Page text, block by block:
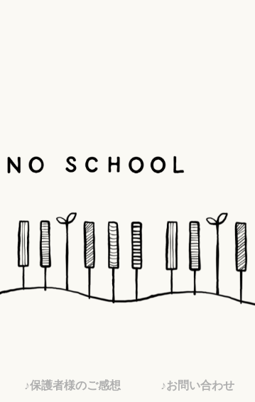
♪保護者様のご感想 ♪お問い合わせ